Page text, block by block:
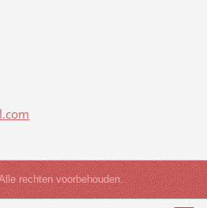
com
rechten voorbehouden.